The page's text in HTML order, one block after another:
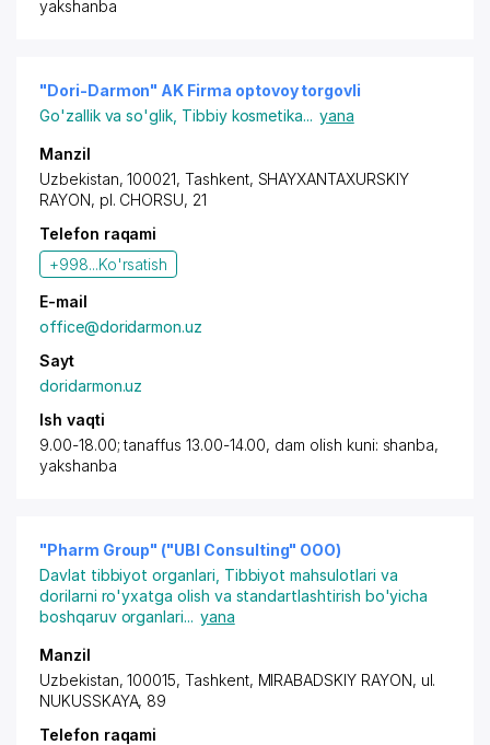
yakshanba
"Dori-Darmon" AK Firma optovoy torgovli
Go'zallik va so'glik Tibbiy kosmetika... yana
Manzil
Uzbekistan, 100021, Tashkent, SHAYXANTAXURSKIY
RAYON, pl. CHORSU, 21
Telefon raqami
+998...Ko'rsatish
E-mail
office@doridarmon.uz
Sayt
doridarmon.uz
Ish vaqti
9.00-18.00; tanaffus 13.00-14.00, dam olish kuni: shanba,
yakshanba
"Pharm Group" ("UBI Consulting" OOO)
Davlat tibbiyot organlari Tibbiyot mahsulotlari va
dorilarni ro'yxatga olish va standartlashtirish bo'yicha
boshqaruv organlari... yana
Manzil
Uzbekistan, 100015, Tashkent, MIRABADSKIY RAYON, ul.
NUKUSSKAYA, 89
Telefon raqami